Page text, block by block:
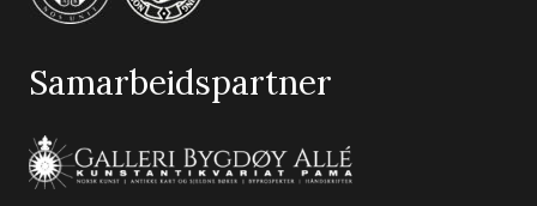
Samarbeidspartner